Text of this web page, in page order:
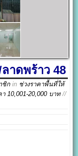
าดพร้าว 48
ชิก in ช่วงราคาพื้นที่ให้
10,001-20,000 บาท//